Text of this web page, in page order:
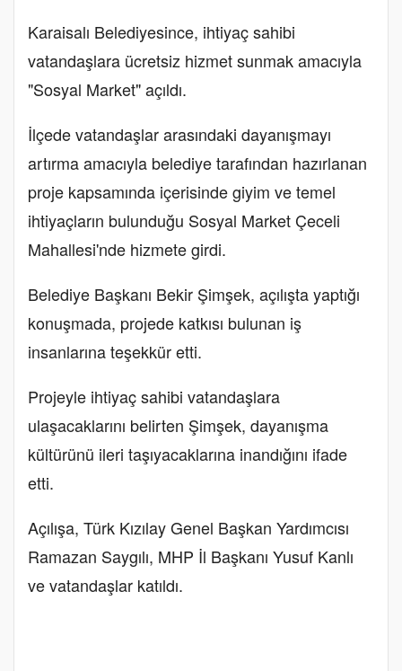
Karaisalı Belediyesince, ihtiyaç sahibi
vatandaşlara ücretsiz hizmet sunmak amacıyla
"Sosyal Market" açıldı.
İlçede vatandaşlar arasındaki dayanışmayı
artırma amacıyla belediye tarafından hazırlanan
proje kapsamında içerisinde giyim ve temel
ihtiyaçların bulunduğu Sosyal Market Çeceli
Mahallesi'nde hizmete girdi.
Belediye Başkanı Bekir Şimşek, açılışta yaptığı
konuşmada, projede katkısı bulunan iş
insanlarına teşekkür etti.
Projeyle ihtiyaç sahibi vatandaşlara
ulaşacaklarını belirten Şimşek, dayanışma
kültürünü ileri taşıyacaklarına inandığını ifade
etti.
Açılışa, Türk Kızılay Genel Başkan Yardımcısı
Ramazan Saygılı, MHP İl Başkanı Yusuf Kanlı
ve vatandaşlar katıldı.